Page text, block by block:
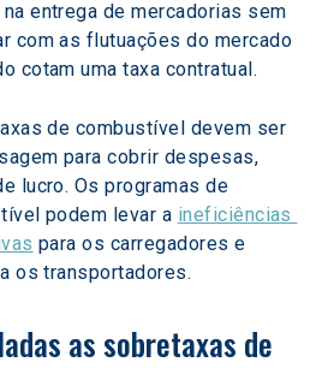
entrega de mercadorias sem
com as flutuações do mercado
cotam uma taxa contratual.
de combustível devem ser
para cobrir despesas,
lucro. Os programas de
podem levar a ineficiências
para os carregadores e
os transportadores.
as sobretaxas de